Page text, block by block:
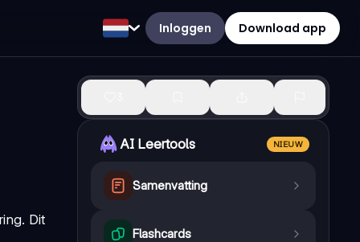
Inloggen Download app
. Dit
AI Leertools NIEUW
Samenvatting
Flashcards